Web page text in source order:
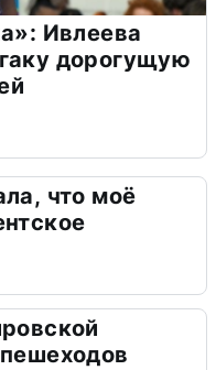
Ивлеева
дорогущую
что моё